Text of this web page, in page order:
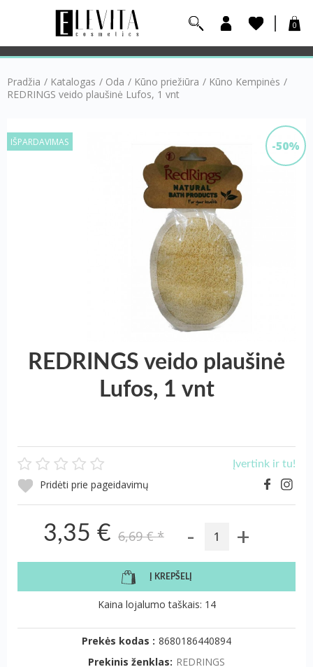
0
Pradžia / Katalogas / Oda / Kūno priežiūra / Kūno Kempinės /
REDRINGS veido plaušinė Lufos, 1 vnt
-50%
IŠPARDAVIMAS
REDRINGS veido plaušinė
Lufos, 1 vnt
Įvertink ir tu!
Pridėti prie pageidavimų
3,35 € 6,69 €* - +
Į KREPŠELĮ
Kaina lojalumo taškais: 14
Prekės kodas : 8680186440894
Prekinis ženklas: REDRINGS